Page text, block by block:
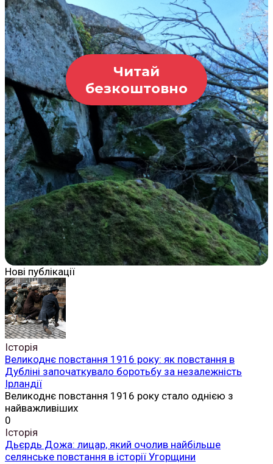
Читай
безкоштовно
Нові публікації
Історія
Великоднє повстання 1916 року: як повстання в
Дубліні започаткувало боротьбу за незалежність
Ірландії
Великоднє повстання 1916 року стало однією з
найважливіших
0
Історія
Дьєрдь Дожа: лицар, який очолив найбільше
селянське повстання в історії Угорщини